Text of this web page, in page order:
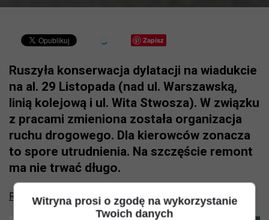
Zapisz
Ruszyła konserwacja dylatacji na wiadukcie
na al. 29 Listopada (nad ul. Warszawską,
linią kolejową i ul. Wita Stwosza). W związku
z pracami zmieniona została organizacja
ruchu drogowego. Dla kierowców zonacza
to spore utrudnienia. Na szczęście remont
ma nie trwać długo.
Reklama:Witryna prosi o zgodę na wykorzystanie
Twoich danych